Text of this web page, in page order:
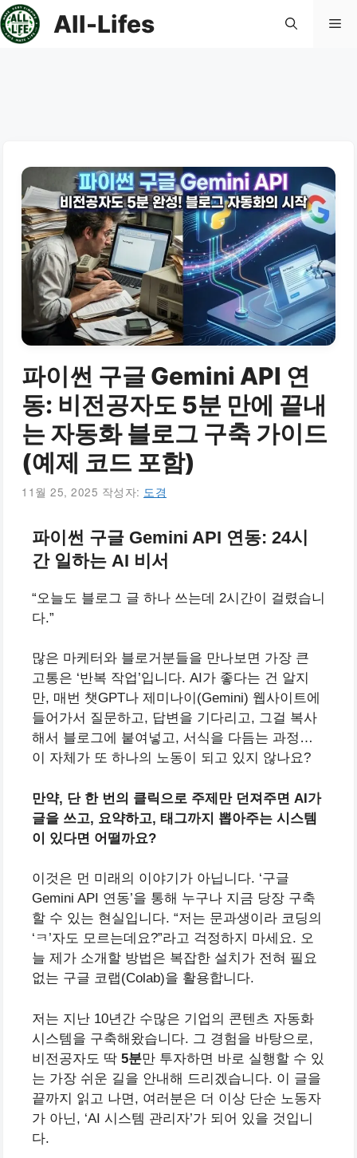
컨
텐
All-Lifes 메
파이썬 구글 Gemini API 연
동: 비전공자도 5분 만에 끝내
는 자동화 블로그 구축 가이드
(예제 코드 포함)
11월 25, 2025 작성자: 도경
파이썬 구글 Gemini API 연동: 24시
간 일하는 AI 비서
“오늘도 블로그 글 하나 쓰는데 2시간이 걸렸습니
다.”
많은 마케터와 블로거분들을 만나보면 가장 큰
고통은 ‘반복 작업’입니다. AI가 좋다는 건 알지
만, 매번 챗GPT나 제미나이(Gemini) 웹사이트에
들어가서 질문하고, 답변을 기다리고, 그걸 복사
해서 블로그에 붙여넣고, 서식을 다듬는 과정…
이 자체가 또 하나의 노동이 되고 있지 않나요?
만약, 단 한 번의 클릭으로 주제만 던져주면 AI가
글을 쓰고, 요약하고, 태그까지 뽑아주는 시스템
이 있다면 어떨까요?
이것은 먼 미래의 이야기가 아닙니다. ‘구글
Gemini API 연동’을 통해 누구나 지금 당장 구축
할 수 있는 현실입니다. “저는 문과생이라 코딩의
‘ㅋ’자도 모르는데요?”라고 걱정하지 마세요. 오
늘 제가 소개할 방법은 복잡한 설치가 전혀 필요
없는 구글 코랩(Colab)을 활용합니다.
저는 지난 10년간 수많은 기업의 콘텐츠 자동화
시스템을 구축해왔습니다. 그 경험을 바탕으로,
비전공자도 딱 5분만 투자하면 바로 실행할 수 있
는 가장 쉬운 길을 안내해 드리겠습니다. 이 글을
끝까지 읽고 나면, 여러분은 더 이상 단순 노동자
가 아닌, ‘AI 시스템 관리자’가 되어 있을 것입니
다.